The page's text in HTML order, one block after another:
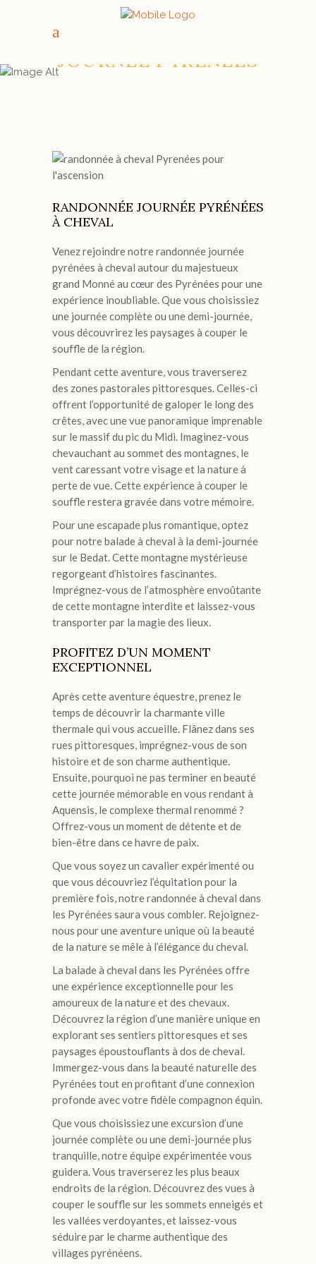
JOURNÉE PYRÉNÉES
RANDONNÉE JOURNÉE PYRÉNÉES
À CHEVAL
Venez rejoindre notre randonnée journée
pyrénées à cheval autour du majestueux
grand Monné au cœur des Pyrénées pour une
expérience inoubliable. Que vous choisissiez
une journée complète ou une demi-journée,
vous découvrirez les paysages à couper le
souffle de la région.
Pendant cette aventure, vous traverserez
des zones pastorales pittoresques. Celles-ci
offrent l’opportunité de galoper le long des
crêtes, avec une vue panoramique imprenable
sur le massif du pic du Midi. Imaginez-vous
chevauchant au sommet des montagnes, le
vent caressant votre visage et la nature à
perte de vue. Cette expérience à couper le
souffle restera gravée dans votre mémoire.
Pour une escapade plus romantique, optez
pour notre balade à cheval à la demi-journée
sur le Bedat. Cette montagne mystérieuse
regorgeant d’histoires fascinantes.
Imprégnez-vous de l’atmosphère envoûtante
de cette montagne interdite et laissez-vous
transporter par la magie des lieux.
PROFITEZ D’UN MOMENT
EXCEPTIONNEL
Après cette aventure équestre, prenez le
temps de découvrir la charmante ville
thermale qui vous accueille. Flânez dans ses
rues pittoresques, imprégnez-vous de son
histoire et de son charme authentique.
Ensuite, pourquoi ne pas terminer en beauté
cette journée mémorable en vous rendant à
Aquensis, le complexe thermal renommé ?
Offrez-vous un moment de détente et de
bien-être dans ce havre de paix.
Que vous soyez un cavalier expérimenté ou
que vous découvriez l’équitation pour la
première fois, notre randonnée à cheval dans
les Pyrénées saura vous combler. Rejoignez-
nous pour une aventure unique où la beauté
de la nature se mêle à l’élégance du cheval.
La balade à cheval dans les Pyrénées offre
une expérience exceptionnelle pour les
amoureux de la nature et des chevaux.
Découvrez la région d’une manière unique en
explorant ses sentiers pittoresques et ses
paysages époustouflants à dos de cheval.
Immergez-vous dans la beauté naturelle des
Pyrénées tout en profitant d’une connexion
profonde avec votre fidèle compagnon équin.
Que vous choisissiez une excursion d’une
journée complète ou une demi-journée plus
tranquille, notre équipe expérimentée vous
guidera. Vous traverserez les plus beaux
endroits de la région. Découvrez des vues à
couper le souffle sur les sommets enneigés et
les vallées verdoyantes, et laissez-vous
séduire par le charme authentique des
villages pyrénéens.